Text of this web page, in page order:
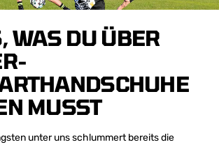
WAS DU ÜBER
MUSST
unter uns schlummert bereits die